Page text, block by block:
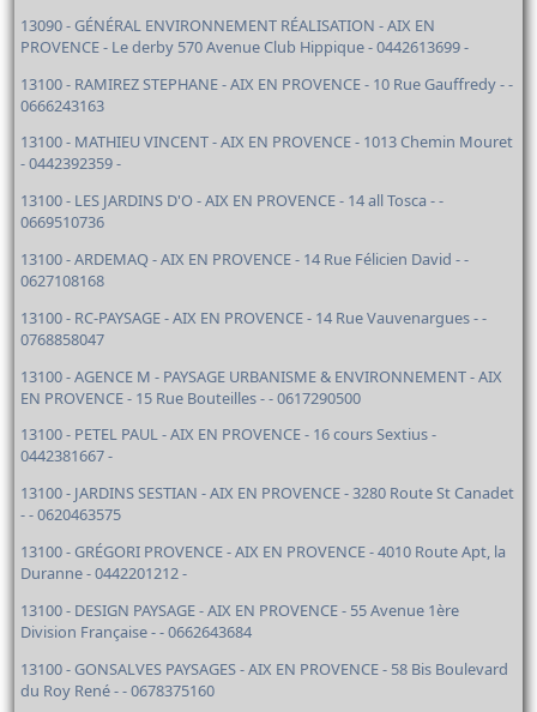
13090 - GÉNÉRAL ENVIRONNEMENT RÉALISATION - AIX EN
PROVENCE - Le derby 570 Avenue Club Hippique - 0442613699 -
13100 - RAMIREZ STEPHANE - AIX EN PROVENCE - 10 Rue Gauffredy - -
0666243163
13100 - MATHIEU VINCENT - AIX EN PROVENCE - 1013 Chemin Mouret
- 0442392359 -
13100 - LES JARDINS D'O - AIX EN PROVENCE - 14 all Tosca - -
0669510736
13100 - ARDEMAQ - AIX EN PROVENCE - 14 Rue Félicien David - -
0627108168
13100 - RC-PAYSAGE - AIX EN PROVENCE - 14 Rue Vauvenargues - -
0768858047
13100 - AGENCE M - PAYSAGE URBANISME & ENVIRONNEMENT - AIX
EN PROVENCE - 15 Rue Bouteilles - - 0617290500
13100 - PETEL PAUL - AIX EN PROVENCE - 16 cours Sextius -
0442381667 -
13100 - JARDINS SESTIAN - AIX EN PROVENCE - 3280 Route St Canadet
- - 0620463575
13100 - GRÉGORI PROVENCE - AIX EN PROVENCE - 4010 Route Apt, la
Duranne - 0442201212 -
13100 - DESIGN PAYSAGE - AIX EN PROVENCE - 55 Avenue 1ère
Division Française - - 0662643684
13100 - GONSALVES PAYSAGES - AIX EN PROVENCE - 58 Bis Boulevard
du Roy René - - 0678375160